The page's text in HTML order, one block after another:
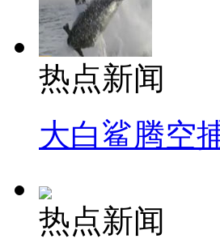
热点新闻
大白鲨腾空
热点新闻